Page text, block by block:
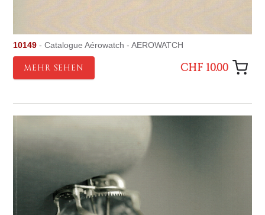
10149 - Catalogue Aérowatch - AEROWATCH
MEHR SEHEN CHF 10.00